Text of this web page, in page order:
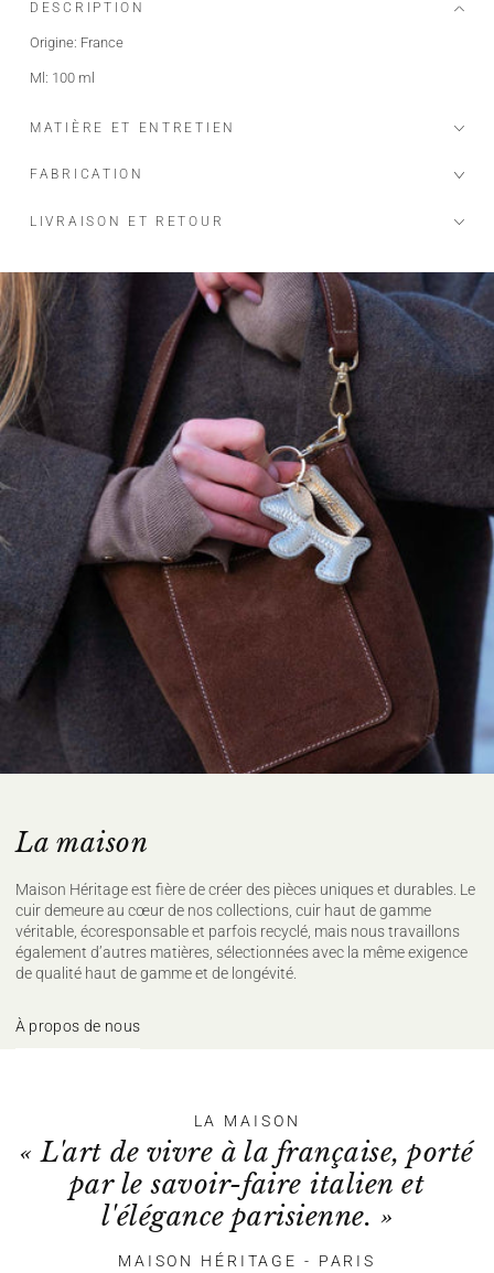
DESCRIPTION
Origine: France
Ml: 100 ml
MATIÈRE ET ENTRETIEN
FABRICATION
LIVRAISON ET RETOUR
La maison
Maison Héritage est fière de créer des pièces uniques et durables. Le
cuir demeure au cœur de nos collections, cuir haut de gamme
véritable, écoresponsable et parfois recyclé, mais nous travaillons
également d’autres matières, sélectionnées avec la même exigence
de qualité haut de gamme et de longévité.
À propos de nous
LA MAISON
« L'art de vivre à la française, porté
par le savoir-faire italien et
l'élégance parisienne. »
MAISON HÉRITAGE - PARIS